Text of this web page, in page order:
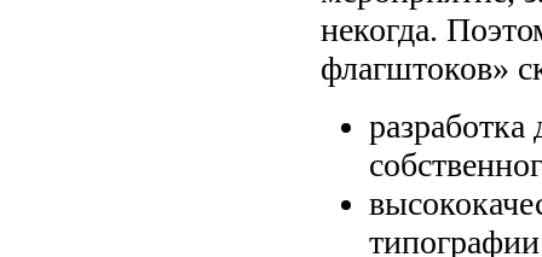
некогда.
флагштоков»
типографии